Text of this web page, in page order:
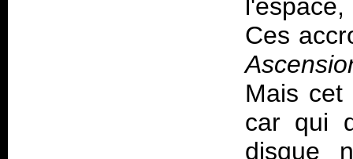
Ces
Mais cet
car qui
disque